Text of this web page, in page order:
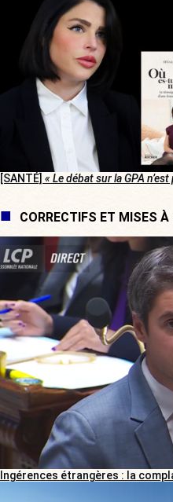
[SANTÉ] « Le débat sur la GPA
CORRECTIFS ET MISES À
Ingérences étrangères : la